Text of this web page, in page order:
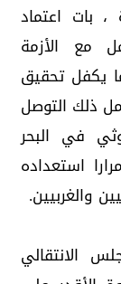
، بات اعتماد
مع الأزمة
يكفل تحقيق
ذلك التوصل
في البحر
استعداده
والغربيين.
الانتقالي